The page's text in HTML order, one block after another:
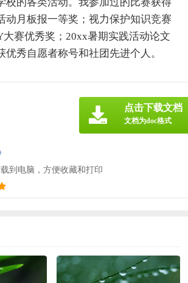
动月板报一等奖；视力保护知识竞赛
赛优秀奖；20xx暑期实践活动论文
优秀自愿者称号和社团先进个人。
到电脑，方便收藏和打印
点击下载文档
文档为doc格式